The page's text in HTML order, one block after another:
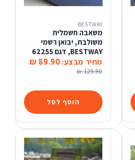
הוסף לסל
BESTWAY
משאבה חשמלית
משולבת, יבואן רשמי
BESTWAY, דגם 62255
מחיר מבצע: 89.90 ₪
129.90 ₪